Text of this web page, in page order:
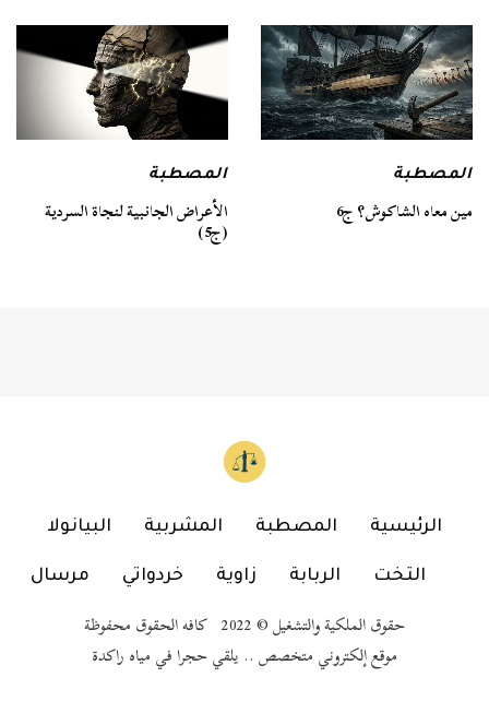
المصطبة
مين معاه الشاكوش؟ ج6
المصطبة
الأعراض الجانبية لنجاة السردية
(ج5)
الرئيسية المصطبة المشربية البيانولا
التخت الربابة زاوية خردواتي مرسال
حقوق الملكية والتشغيل © 2022 كافه الحقوق محفوظة
موقع إلكتروني متخصص .. يلقي حجرا في مياه راكدة